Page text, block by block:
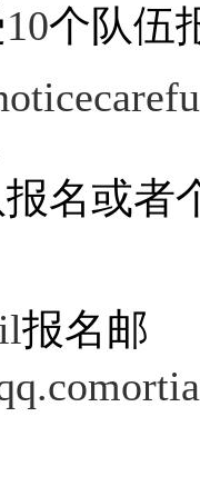
10个队伍
名或者
报名邮